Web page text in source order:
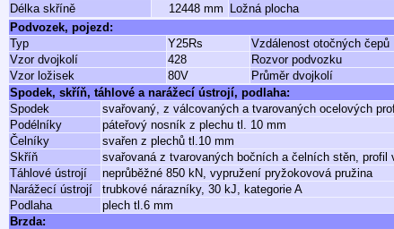
Délka skříně
12448 mm Ložná plocha
Podvozek, pojezd:
Typ
Y25Rs Vzdálenost otočných čepů
Vzor dvojkolí
428 Rozvor podvozku
Vzor ložisek
80V Průměr dvojkolí
Spodek, skříň, táhlové a narážecí ústrojí, podlaha:
Spodek
svařovaný, z válcovaných a tvarovaných ocelových
Podélníky
páteřový nosník z plechu tl. 10 mm
Čelníky
svařen z plechů tl.10 mm
Skříň
svařovaná z tvarovaných bočních a čelních stěn, profil
Táhlové ústrojí
neprůběžné 850 kN, vypružení pryžokovová pružina
Narážecí ústrojí
trubkové nárazníky, 30 kJ, kategorie A
Podlaha
plech tl.6 mm
Brzda: